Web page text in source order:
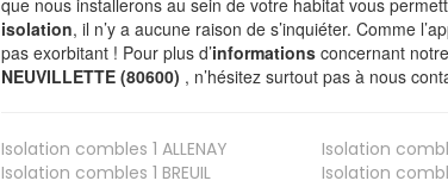
que nous installerons au sein de votre habitat vous
isolation, il n’y a aucune raison de s’inquiéter. Comme
pas exorbitant ! Pour plus d’informations concernant
NEUVILLETTE (80600) , n’hésitez surtout pas à nous
Isolation combles 1 ALLENAY Isolation
Isolation combles 1 BREUIL Isolation